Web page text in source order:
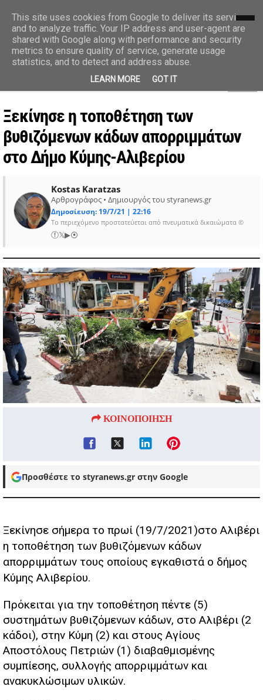
styranews.gr
Ειδήσεις-Γεγονότα-Επικαιρότητα
Ξεκίνησε η τοποθέτηση των
βυθιζόμενων κάδων απορριμμάτων
στο Δήμο Κύμης-Αλιβερίου
Kostas Karatzas
Αρθρογράφος • Δημιουργός του styranews.gr
Δημοσίευση: 19/7/21 | 22:16
Το περιεχόμενο προστατεύεται από πνευματικά δικαιώματα ©
ⓕ𝕏▶⦿
ΚΟΙΝΟΠΟΙΗΣΗ
Προσθέστε το styranews.gr στην Google
Ξεκίνησε σήμερα το πρωί (19/7/2021)στο Αλιβέρι
η τοποθέτηση των βυθιζόμενων κάδων
απορριμμάτων τους οποίους εγκαθιστά ο δήμος
Κύμης Αλιβερίου.
Πρόκειται για την τοποθέτηση πέντε (5)
συστημάτων βυθιζόμενων κάδων, στο Αλιβέρι (2
κάδοι), στην Κύμη (2) και στους Αγίους
Αποστόλους Πετριών (1) διαβαθμισμένης
συμπίεσης, συλλογής απορριμμάτων και
ανακυκλώσιμων υλικών.
This site uses cookies from Google to deliver its services
and to analyze traffic. Your IP address and user-agent are
shared with Google along with performance and security
metrics to ensure quality of service, generate usage
statistics, and to detect and address abuse.
LEARN MORE GOT IT